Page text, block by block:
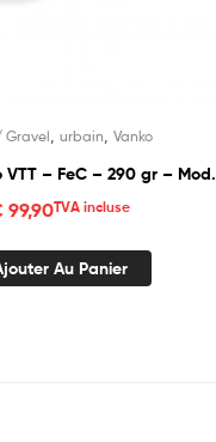
Gravel urbain Vanko
VTT – FeC – 290 gr – Mod.
99,90TVA incluse
Au Panier